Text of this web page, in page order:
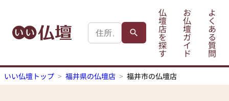
仏
壇
店
を
探
す
お
仏
壇
ガ
イ
ド
よ
く
あ
る
質
問
いい仏壇トップ 福井県の仏壇店 福井市の仏壇店